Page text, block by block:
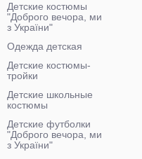
Детские костюмы
"Доброго вечора, ми
з України"
Одежда детская
Детские костюмы-
тройки
Детские школьные
костюмы
Детские футболки
"Доброго вечора, ми
з України"